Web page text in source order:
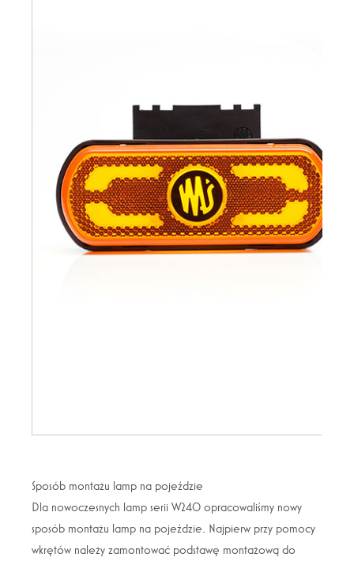
Sposób montażu lamp na pojeździe
Dla nowoczesnych lamp serii W240 opracowaliśmy nowy
sposób montażu lamp na pojeździe. Najpierw przy pomocy
wkrętów należy zamontować podstawę montażową do